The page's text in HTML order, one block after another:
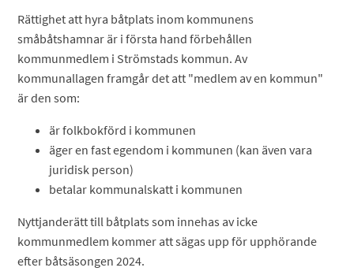
Rättighet att hyra båtplats inom kommunens
småbåtshamnar är i första hand förbehållen
kommunmedlem i Strömstads kommun. Av
kommunallagen framgår det att "medlem av en kommun"
är den som:
är folkbokförd i kommunen
äger en fast egendom i kommunen (kan även vara
juridisk person)
betalar kommunalskatt i kommunen
Nyttjanderätt till båtplats som innehas av icke
kommunmedlem kommer att sägas upp för upphörande
efter båtsäsongen 2024.